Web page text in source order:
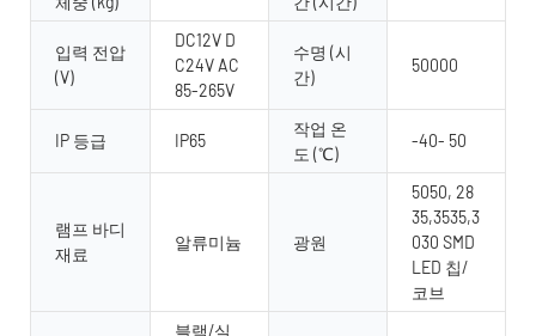
입력 전압
(V)
DC12V D
C24V AC
85-265V
수명 (시
간)
50000
IP 등급 IP65
작업 온
도 (℃)
-40- 50
램프 바디
재료
알류미늄 광원
5050, 28
35,3535,3
030 SMD
LED 칩/
코브
블랙/실